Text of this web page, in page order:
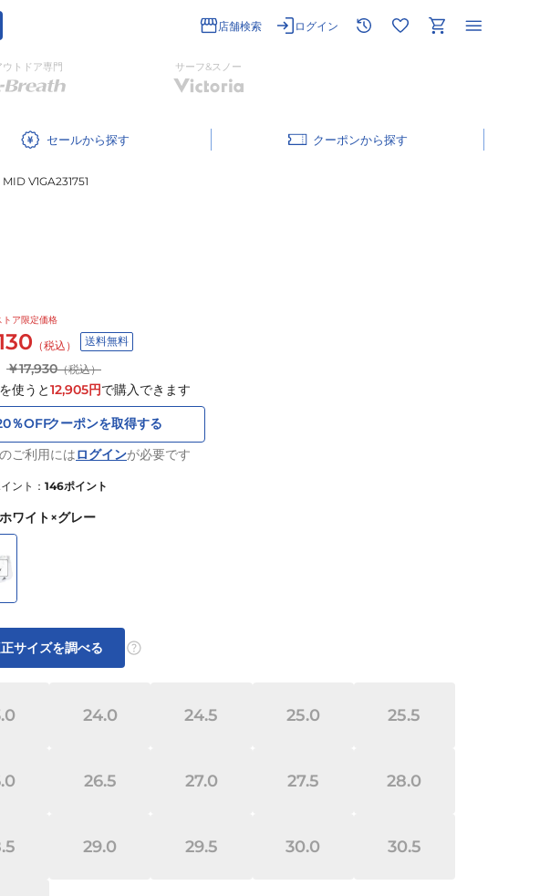
店舗検索 ログイン
ウトドア専門 サーフ&スノー
セール クーポン
V1GA231751
トア限定価格
（税込） 送料無料
￥17,930（税込）
使うと12,905円で購入できます
％OFFクーポンを取得する
ご利用にはログインが必要です
ント： 146ポイント
ホワイト×グレー
サイズを調べる
24.0 24.5 25.0 25.5
26.5 27.0 27.5 28.0
29.0 29.5 30.0 30.5